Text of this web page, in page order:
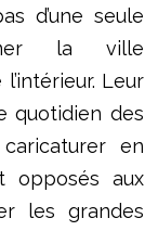
d’une seule
la ville
Leur
quotidien des
en
opposés aux
les grandes